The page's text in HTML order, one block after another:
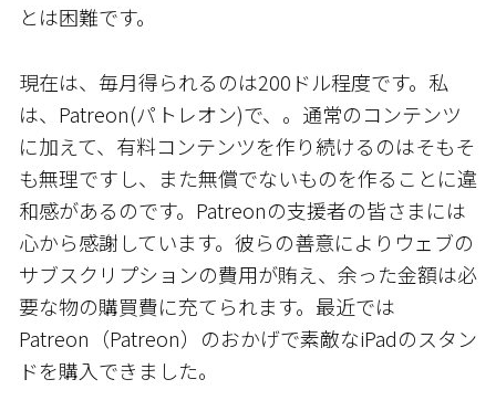
とは困難です。
現在は、毎月得られるのは200ドル程度です。私
は、Patreon(パトレオン)で、。通常のコンテンツ
に加えて、有料コンテンツを作り続けるのはそもそ
も無理ですし、また無償でないものを作ることに違
和感があるのです。Patreonの支援者の皆さまには
心から感謝しています。彼らの善意によりウェブの
サブスクリプションの費用が賄え、余った金額は必
要な物の購買費に充てられます。最近では
Patreon（Patreon）のおかげで素敵なiPadのスタン
ドを購入できました。